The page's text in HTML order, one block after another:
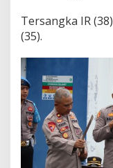
Tersangka IR
(35).